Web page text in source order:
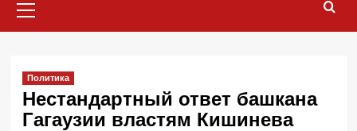
меню
Политика
Нестандартный ответ башкана
Гагаузии властям Кишинева